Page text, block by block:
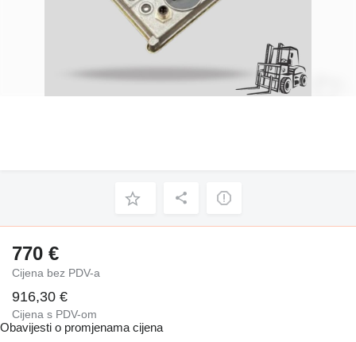
770 €
Cijena bez PDV-a
916,30 €
Cijena s PDV-om
Obavijesti o promjenama cijena